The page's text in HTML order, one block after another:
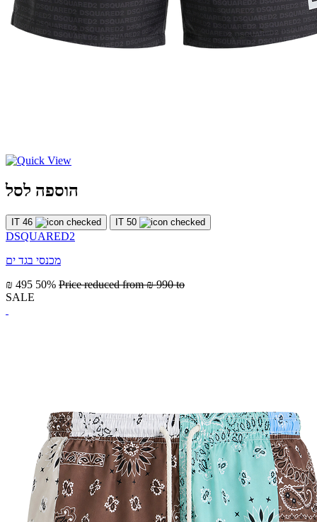
הוספה לסל
IT 46 IT 50
DSQUARED2
מכנסי בגד ים
₪ 495 50% Price reduced from₪ 990 to
SALE